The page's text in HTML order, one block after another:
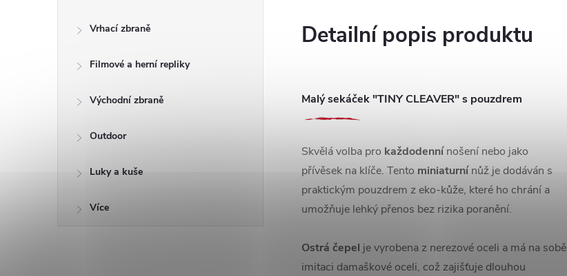
Vrhací zbraně
Filmové a herní repliky
Východní zbraně
Outdoor
Luky a kuše
Více
Detailní popis produktu
Malý sekáček "TINY CLEAVER" s pouzdrem
Skvělá volba pro každodennínošení nebo jako
přívěsek na klíče. Tento miniaturnínůž je dodáván s
praktickým pouzdrem z eko-kůže, které ho chrání a
umožňuje lehký přenos bez rizika poranění.
Ostrá čepel je vyrobena z nerezové oceli a má na sobě
imitaci damaškové oceli, což zajišťuje dlouhou